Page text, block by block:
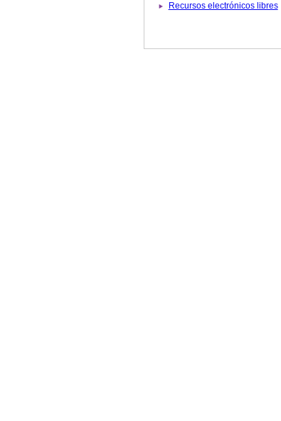
Recursos electrónicos libres